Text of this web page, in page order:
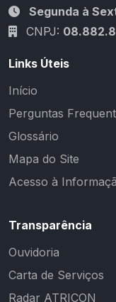
Segunda à
CNPJ:
Links Úteis
Início
Perguntas
Glossário
Mapa do Site
Acesso à
Transparência
Ouvidoria
Carta de Serviços
Radar ATRICON